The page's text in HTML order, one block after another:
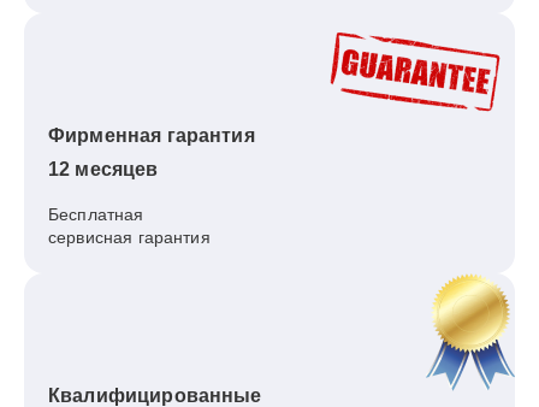
Фирменная гарантия
12 месяцев
Бесплатная
сервисная гарантия
Квалифицированные